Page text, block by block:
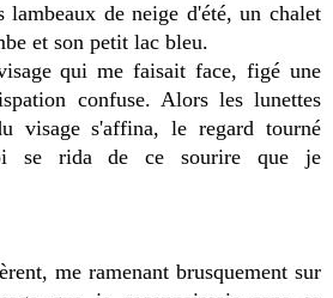
lambeaux de neige d'été, un chalet
et son petit lac bleu.
qui me faisait face, figé une
confuse. Alors les lunettes
visage s'affina, le regard tourné
se rida de ce sourire que je
me ramenant brusquement sur